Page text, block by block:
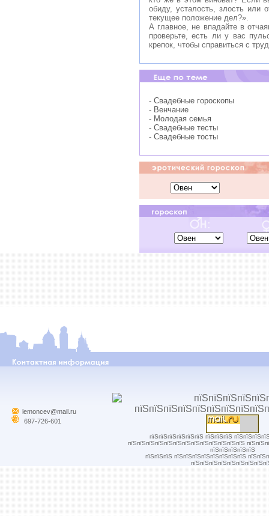
обиду, усталость, злость или
текущее положение дел?».
А главное, не впадайте в
проверьте, есть ли у вас
крепок, чтобы справиться с
- Свадебные гороскопы
- Венчание
- Молодая семья
- Свадебные тесты
- Свадебные тосты
lemoncev@mail.ru
697-726-601
пїЅпїЅпїЅпїЅпїЅпїЅ пїЅпїЅпїЅ
пїЅпїЅпїЅпїЅпїЅпїЅпїЅпїЅпїЅпїЅпїЅпїЅпїЅ
пїЅпїЅпїЅпїЅпїЅ
пїЅпїЅпїЅ пїЅпїЅпїЅпїЅпїЅпїЅпїЅпїЅ